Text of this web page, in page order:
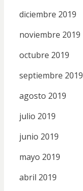
diciembre 2019
noviembre 2019
octubre 2019
septiembre 2019
agosto 2019
julio 2019
junio 2019
mayo 2019
abril 2019